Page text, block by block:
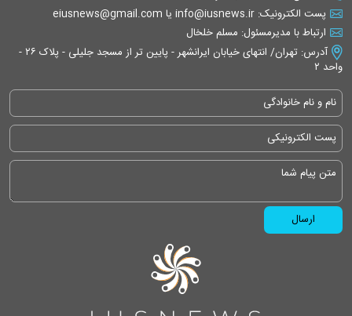
پست الکترونیک: info@iusnews.ir یا eiusnews@gmail.com
ارتباط با مدیرمسئول: مسلم خلخال
آدرس: تهران/ انتهای خیابان ایرانشهر - پایین تر از مسجد جلیلی - پلاک ۲۶ -
واحد ۲